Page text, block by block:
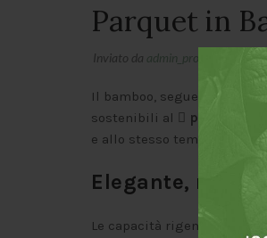
Parquet in
Inviato da admin_progettobio
Il bamboo, seguendo gli
sostenibili al
parquet
. Il
e allo stesso tempo esotico.
Elegante, ma
Le capacità rigenerative e